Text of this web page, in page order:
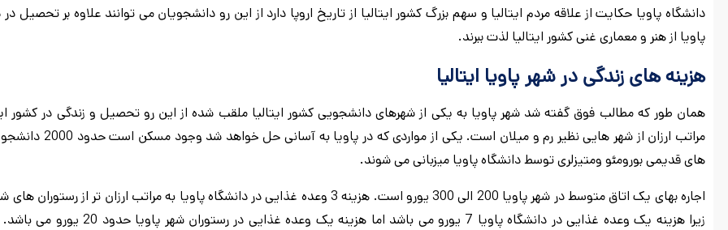
دانشگاه پاویا حکایت از علاقه مردم ایتالیا و سهم بزرگ کشور ایتالیا از تاریخ اروپا دارد از این رو دانشجویان می توانند علاوه بر تحصیل در
پاویا از هنر و معماری غنی کشور ایتالیا لذت ببرند.
هزینه های زندگی در شهر پاویا ایتالیا
همان طور که مطالب فوق گفته شد شهر پاویا به یکی از شهرهای دانشجویی کشور ایتالیا ملقب شده از این رو تحصیل و زندگی در کشور
مراتب ارزان از شهر هایی نظیر رم و میلان است. یکی از مواردی
های قدیمی بورومئو ومتیزلری توسط دانشگاه پاویا میزبانی می شوند.
اجاره بهای یک اتاق متوسط در شهر پاویا 200 الی 300 یورو است. هزینه 3 وعده غذایی در دانشگاه پاویا به مراتب ارزان تر از
زیرا هزینه یک وعده غذایی در دانشگاه پاویا 7 یورو می باشد اما هزینه یک وعده غذایی در